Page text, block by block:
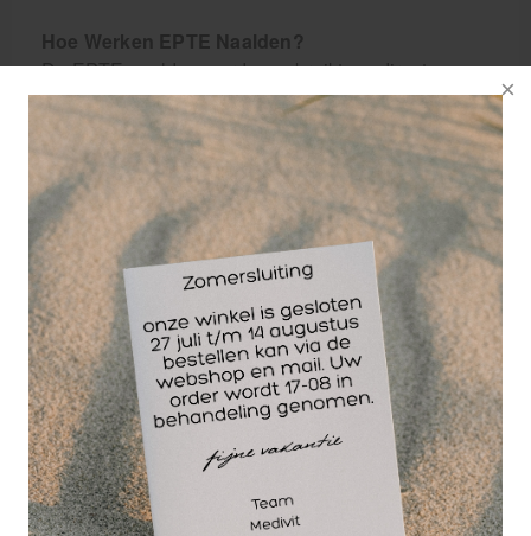
Hoe Werken EPTE Naalden?
De EPTE naalden worden gebruikt om direct
toegang te krijgen tot beschadigd peesweefsel.
Door de toepassing van een lage elektrische stroom
wordt er een gecontroleerde ontstekingsreactie
opgewekt. Deze reactie bevordert de doorbloeding
en stimuleert de natuurlijke genezing van het
weefsel. Dit maakt EPTE bijzonder effectief bij
chronische blessures die met traditionele
therapieën vaak moeilijk te behandelen zijn.
Verschil tussen EPTE Naalden en Dry Needling
Naalden.
Hoewel EPTE naalden en Dry Needling naalden
qua uiterlijk sterk op elkaar lijken, zijn er belangrijke
verschillen in toepassing en werking:
- EPTE naalden: Worden gebruikt in combinatie met
een apparaat dat elektrische stroom door de naald